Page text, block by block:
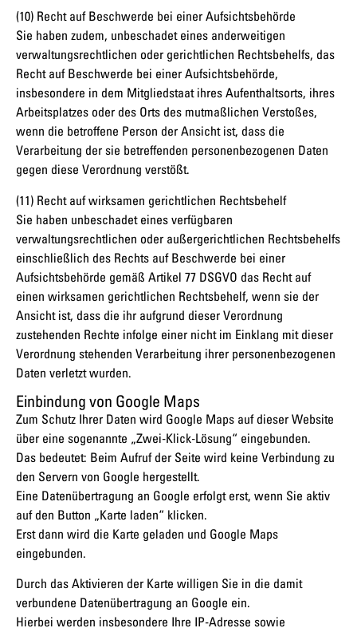
(10) Recht auf Beschwerde bei einer Aufsichtsbehörde
Sie haben zudem, unbeschadet eines anderweitigen
verwaltungsrechtlichen oder gerichtlichen Rechtsbehelfs, das
Recht auf Beschwerde bei einer Aufsichtsbehörde,
insbesondere in dem Mitgliedstaat ihres Aufenthaltsorts, ihres
Arbeitsplatzes oder des Orts des mutmaßlichen Verstoßes,
wenn die betroffene Person der Ansicht ist, dass die
Verarbeitung der sie betreffenden personenbezogenen Daten
gegen diese Verordnung verstößt.
(11) Recht auf wirksamen gerichtlichen Rechtsbehelf
Sie haben unbeschadet eines verfügbaren
verwaltungsrechtlichen oder außergerichtlichen Rechtsbehelfs
einschließlich des Rechts auf Beschwerde bei einer
Aufsichtsbehörde gemäß Artikel 77 DSGVO das Recht auf
einen wirksamen gerichtlichen Rechtsbehelf, wenn sie der
Ansicht ist, dass die ihr aufgrund dieser Verordnung
zustehenden Rechte infolge einer nicht im Einklang mit dieser
Verordnung stehenden Verarbeitung ihrer personenbezogenen
Daten verletzt wurden.
Einbindung von Google Maps
Zum Schutz Ihrer Daten wird Google Maps auf dieser Website
über eine sogenannte „Zwei-Klick-Lösung“ eingebunden.
Das bedeutet: Beim Aufruf der Seite wird keine Verbindung zu
den Servern von Google hergestellt.
Eine Datenübertragung an Google erfolgt erst, wenn Sie aktiv
auf den Button „Karte laden“ klicken.
Erst dann wird die Karte geladen und Google Maps
eingebunden.
Durch das Aktivieren der Karte willigen Sie in die damit
verbundene Datenübertragung an Google ein.
Hierbei werden insbesondere Ihre IP-Adresse sowie